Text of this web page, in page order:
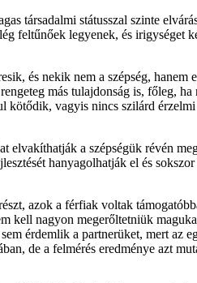
társadalmi státusszal szinte
feltűnőek legyenek, és irigységet
és nekik nem a szépség, hanem
más tulajdonság is, főleg, ha
kötődik, vagyis nincs szilárd érzelmi
elvakíthatják a szépségük révén
hanyagolhatják el és sokszor
azok a férfiak voltak
kell nagyon megerőltetniük
érdemlik a partnerüket, mert az
de a felmérés eredménye azt